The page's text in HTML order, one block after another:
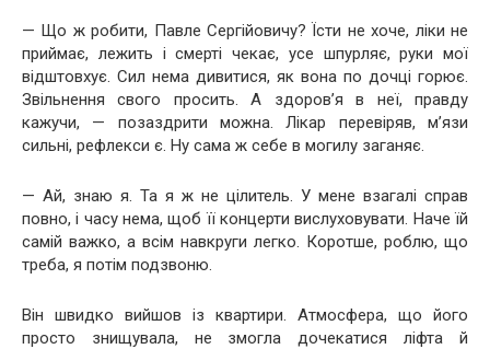
— Що ж робити, Павле Сергійовичу? Їсти не хоче, ліки не
приймає, лежить і смерті чекає, усе шпурляє, руки мої
відштовхує. Сил нема дивитися, як вона по дочці горює.
Звільнення свого просить. А здоров’я в неї, правду
кажучи, — позаздрити можна. Лікар перевіряв, м’язи
сильні, рефлекси є. Ну сама ж себе в могилу заганяє.
— Ай, знаю я. Та я ж не цілитель. У мене взагалі справ
повно, і часу нема, щоб її концерти вислуховувати. Наче їй
самій важко, а всім навкруги легко. Коротше, роблю, що
треба, я потім подзвоню.
Він швидко вийшов із квартири. Атмосфера, що його
просто знищувала, не змогла дочекатися ліфта й